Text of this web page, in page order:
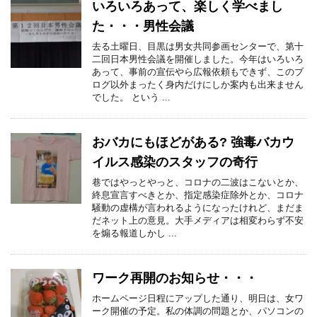
いろいろあって、楽しく学べまし
た・・・男性会議
去る土曜日、目黒は男女共同参画センターで、第十
二回日本男性会議を開催しました。今年はいろいろ
あって、事前の宣伝やら広報依頼もできず、このブ
ログ以外まったく身内だけにしか案内も出来ません
でした。 という ...
おバカにもほどがある? 強毒バカウ
イルス感染のスタッフの奇行
巷ではやっとやっと、コロナの二波はこないとか、
終息宣言すべきとか、指定感染症除外とか、コロナ
騒動の虚構が言われるようになったけれど、まだま
だネット上の意見。大手メディアは相変わらず不安
を煽る報道しかし ...
ワーク再開のお知らせ・・・
ホームページ日程にアップした通り、明日は、女ワ
ーク開催の予定。私の体調の問題とか、パソコンの